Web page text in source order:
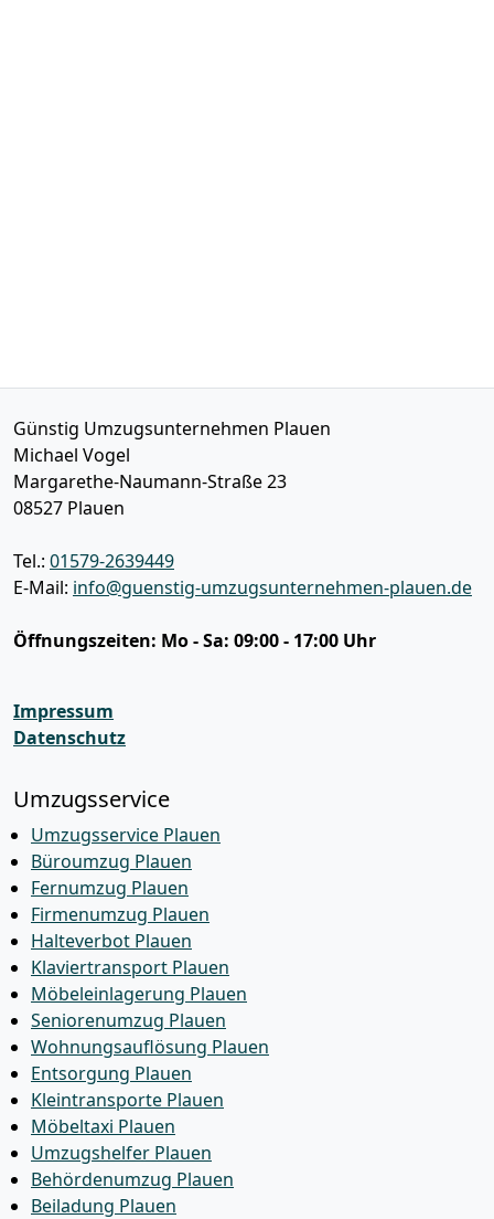
Günstig Umzugsunternehmen Plauen
Michael Vogel
Margarethe-Naumann-Straße 23
08527 Plauen
Tel.: 01579-2639449
E-Mail: info@guenstig-umzugsunternehmen-plauen.de
Öffnungszeiten: Mo - Sa: 09:00 - 17:00 Uhr
Impressum
Datenschutz
Umzugsservice
Umzugsservice Plauen
Büroumzug Plauen
Fernumzug Plauen
Firmenumzug Plauen
Halteverbot Plauen
Klaviertransport Plauen
Möbeleinlagerung Plauen
Seniorenumzug Plauen
Wohnungsauflösung Plauen
Entsorgung Plauen
Kleintransporte Plauen
Möbeltaxi Plauen
Umzugshelfer Plauen
Behördenumzug Plauen
Beiladung Plauen